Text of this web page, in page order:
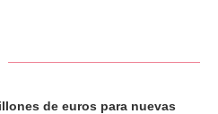
de euros para nuevas